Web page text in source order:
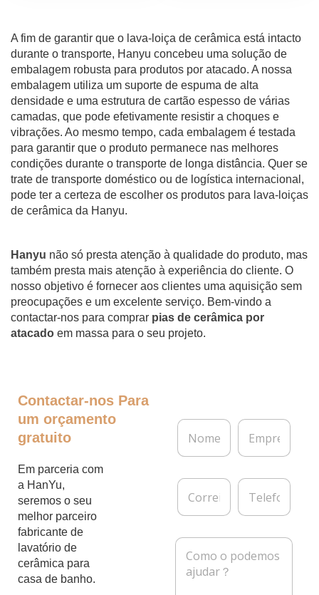
A fim de garantir que o lava-loiça de cerâmica está intacto
durante o transporte, Hanyu concebeu uma solução de
embalagem robusta para produtos por atacado. A nossa
embalagem utiliza um suporte de espuma de alta
densidade e uma estrutura de cartão espesso de várias
camadas, que pode efetivamente resistir a choques e
vibrações. Ao mesmo tempo, cada embalagem é testada
para garantir que o produto permanece nas melhores
condições durante o transporte de longa distância. Quer se
trate de transporte doméstico ou de logística internacional,
pode ter a certeza de escolher os produtos para lava-loiças
de cerâmica da Hanyu.
Hanyu não só presta atenção à qualidade do produto, mas
também presta mais atenção à experiência do cliente. O
nosso objetivo é fornecer aos clientes uma aquisição sem
preocupações e um excelente serviço. Bem-vindo a
contactar-nos para comprar pias de cerâmica por
atacado em massa para o seu projeto.
Contactar-nos Para
um orçamento
gratuito
Em parceria com
a HanYu,
seremos o seu
melhor parceiro
fabricante de
lavatório de
cerâmica para
casa de banho.
N
m
*
E
p
e
a
C
r
e
T
l
f
o
n
M